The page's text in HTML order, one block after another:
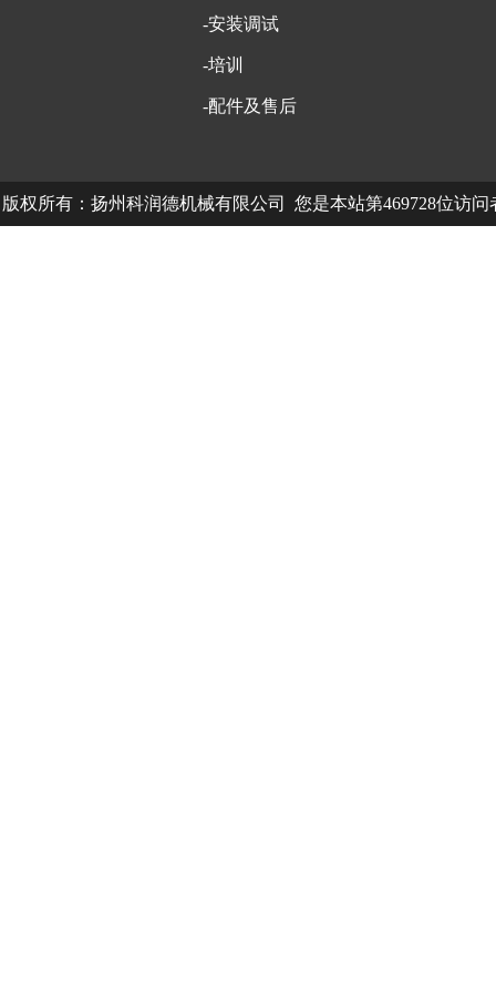
-安装调试
-培训
-配件及售后
版权所有：扬州科润德机械有限公司 您是本站第469728位访